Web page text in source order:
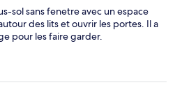
sol sans fenetre avec un espace
des lits et ouvrir les portes. Il a
pour les faire garder.